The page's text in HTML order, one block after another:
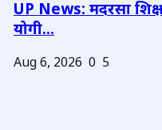
UP News: मदरसा
योगी...
Aug 6, 2026 0 5